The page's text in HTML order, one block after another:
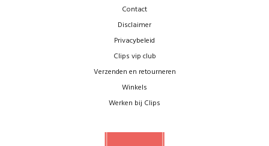
Contact
Disclaimer
Privacybeleid
Clips vip club
Verzenden en retourneren
Winkels
Werken bij Clips